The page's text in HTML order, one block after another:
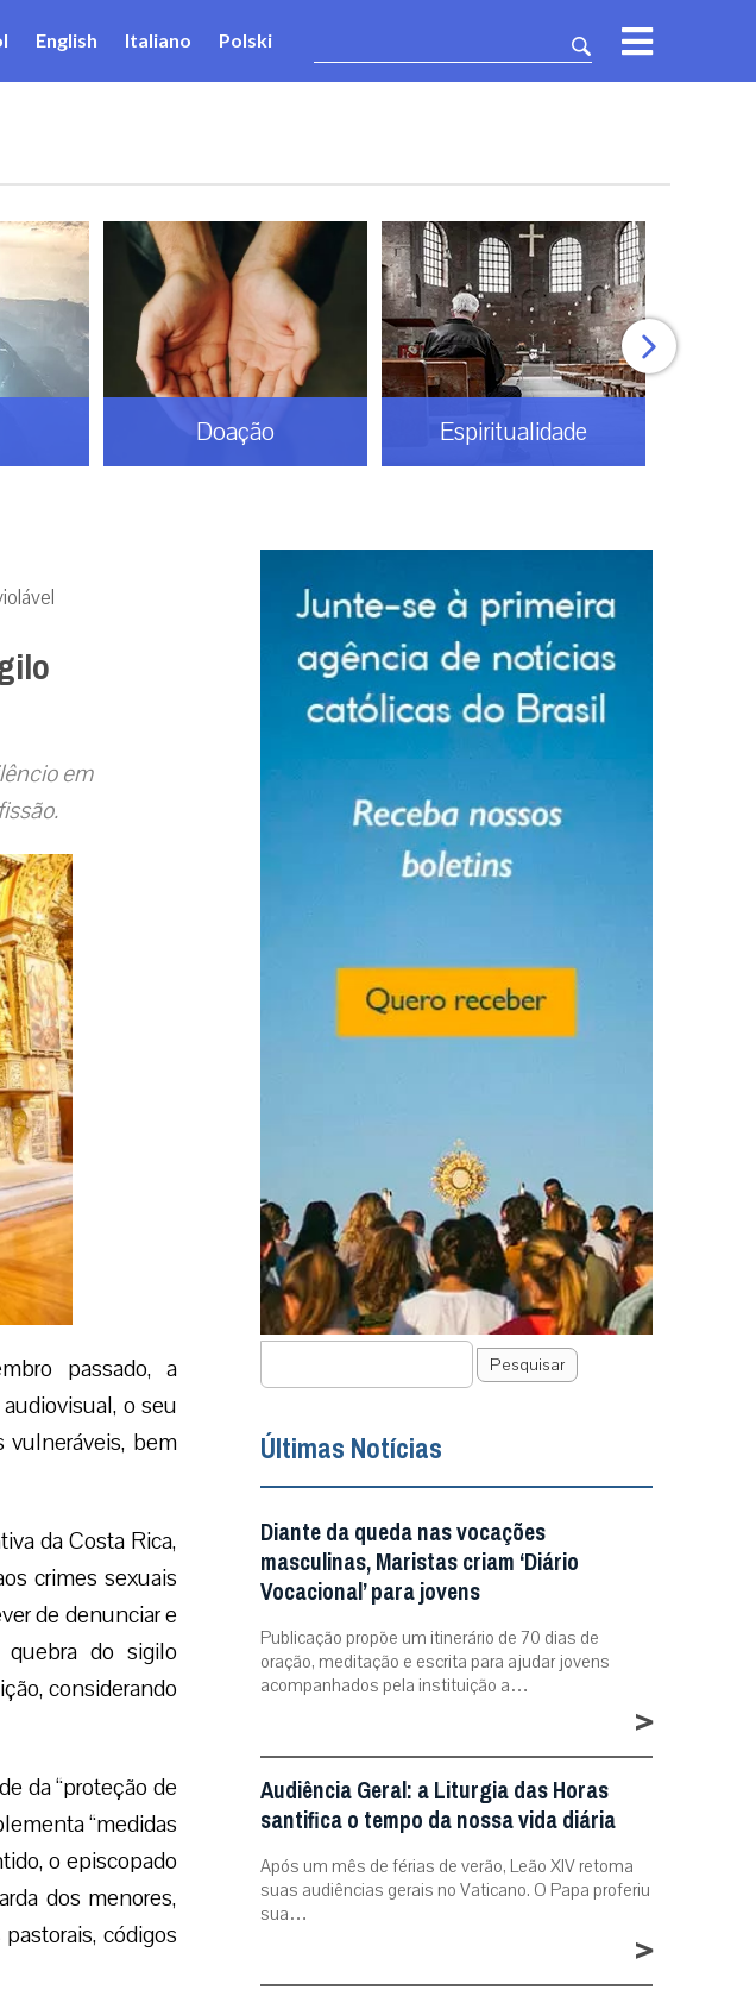
English Italiano Polski
Espiritualidade Gaudium TV
em
passado, a
o seu
vulneráveis, bem
da Costa Rica,
crimes sexuais
de denunciar e
do sigilo
considerando
da “proteção de
“medidas
o episcopado
dos menores,
códigos
Pesquisar
Últimas Notícias
Diante da queda nas vocações
masculinas, Maristas criam ‘Diário
Vocacional’ para jovens
Publicação propõe um itinerário de 70 dias de
oração, meditação e escrita para ajudar jovens
acompanhados pela instituição a…
>
Audiência Geral: a Liturgia das Horas
santifica o tempo da nossa vida diária
Após um mês de férias de verão, Leão XIV retoma
suas audiências gerais no Vaticano. O Papa proferiu
sua…
>